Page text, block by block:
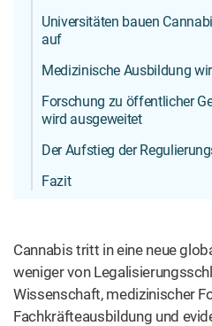
Universitäten bauen
auf
Medizinische Ausbildung
Forschung zu öffentlicher
wird ausgeweitet
Der Aufstieg der
Fazit
Cannabis tritt in eine neue
weniger von
Wissenschaft, medizinischer
Fachkräfteausbildung und